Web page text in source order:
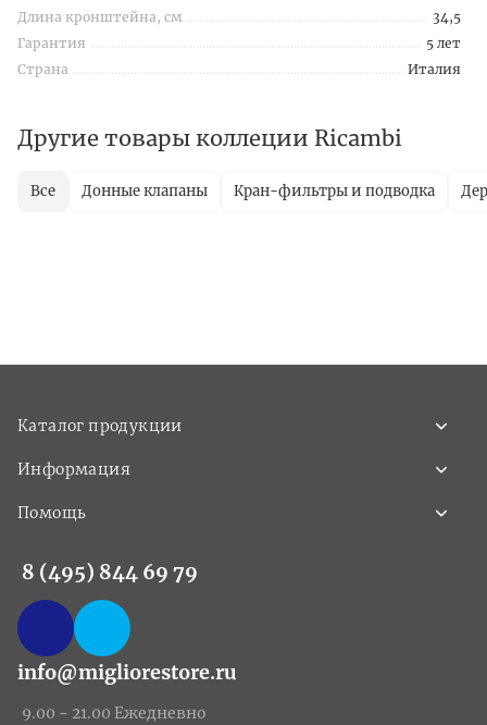
Длина кронштейна, см
34,5
Гарантия
5 лет
Страна
Италия
Другие товары коллеции Ricambi
Все Донные клапаны Кран-фильтры и подводка
Каталог продукции
Информация
Помощь
8 (495) 844 69 79
info@migliorestore.ru
9.00 - 21.00 Ежедневно